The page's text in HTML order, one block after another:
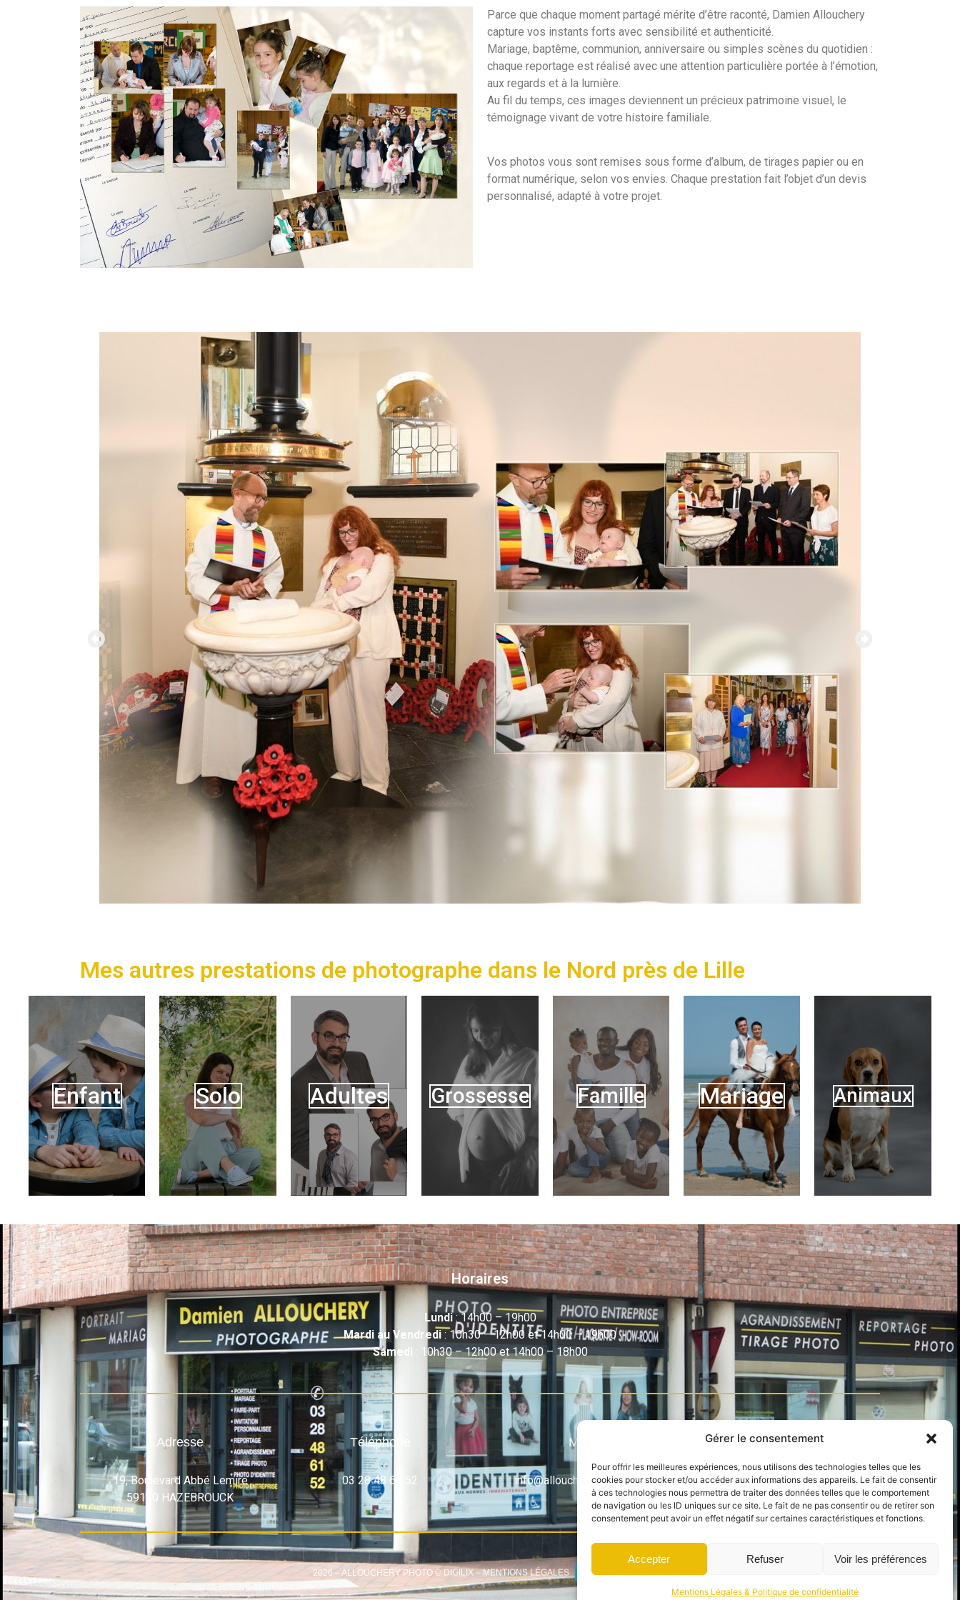
Gérer le consentement
Pour offrir les meilleures expériences, nous utilisons des technologies telles que les
cookies pour stocker et/ou accéder aux informations des appareils. Le fait de consentir
à ces technologies nous permettra de traiter des données telles que le comportement
de navigation ou les ID uniques sur ce site. Le fait de ne pas consentir ou de retirer son
consentement peut avoir un effet négatif sur certaines caractéristiques et fonctions.
Accepter Refuser Voir les préférences
Mentions Légales & Politique de confidentialité
Parce que chaque moment partagé mérite d’être raconté, Damien Allouchery
capture vos instants forts avec sensibilité et authenticité.
Mariage, baptême, communion, anniversaire ou simples scènes du quotidien :
chaque reportage est réalisé avec une attention particulière portée à l’émotion,
aux regards et à la lumière.
Au fil du temps, ces images deviennent un précieux patrimoine visuel, le
témoignage vivant de votre histoire familiale.
Vos photos vous sont remises sous forme d’album, de tirages papier ou en
format numérique, selon vos envies. Chaque prestation fait l’objet d’un devis
personnalisé, adapté à votre projet.
Mes autres prestations de photographe dans le Nord près de Lille
Enfant Solo Adultes Grossesse Famille Mariage Animaux
Horaires
Lundi: 14h00 – 19h00
Mardi au Vendredi : 10h30 – 12h00 et 14h00 – 19h00
Samedi : 10h30 – 12h00 et 14h00 – 18h00
Adresse
19, Boulevard Abbé Lemire
59190 HAZEBROUCK
Téléphone
03 28 48 61 52
Mail
info@alloucheryphoto.com
Suivez-nous
2026 – ALLOUCHERY PHOTO © DIGILIX –MENTIONS LÉGALES